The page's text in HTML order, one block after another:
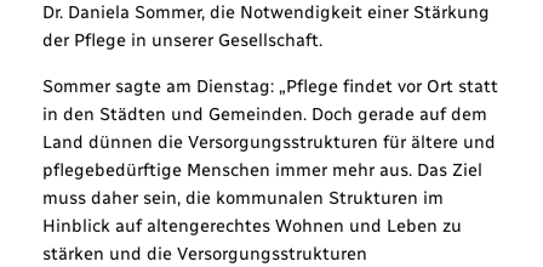
Dr. Daniela Sommer, die Notwendigkeit einer Stärkung
der Pflege in unserer Gesellschaft.
Sommer sagte am Dienstag: „Pflege findet vor Ort statt
in den Städten und Gemeinden. Doch gerade auf dem
Land dünnen die Versorgungsstrukturen für ältere und
pflegebedürftige Menschen immer mehr aus. Das Ziel
muss daher sein, die kommunalen Strukturen im
Hinblick auf altengerechtes Wohnen und Leben zu
stärken und die Versorgungsstrukturen